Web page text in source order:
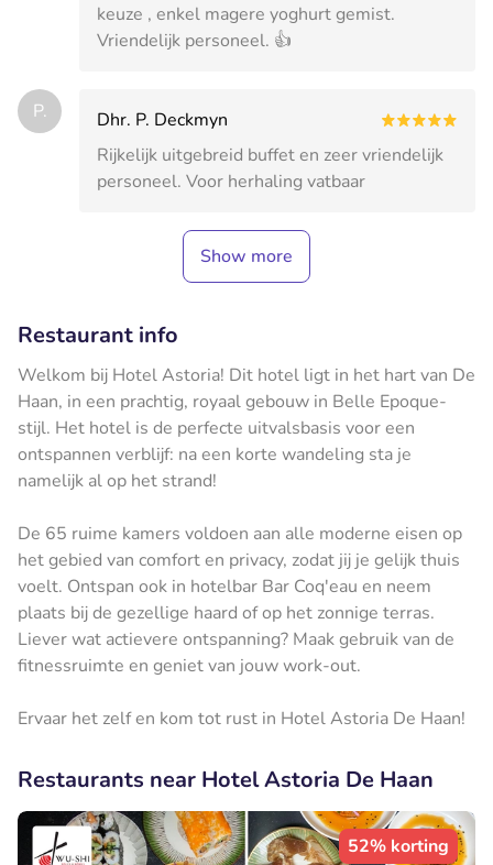
keuze , enkel magere yoghurt gemist.
Vriendelijk personeel. 👍
P.
Dhr. P. Deckmyn
Rijkelijk uitgebreid buffet en zeer vriendelijk
personeel. Voor herhaling vatbaar
Show more
Restaurant info
Welkom bij Hotel Astoria! Dit hotel ligt in het hart van De
Haan, in een prachtig, royaal gebouw in Belle Epoque-
stijl. Het hotel is de perfecte uitvalsbasis voor een
ontspannen verblijf: na een korte wandeling sta je
namelijk al op het strand!
De 65 ruime kamers voldoen aan alle moderne eisen op
het gebied van comfort en privacy, zodat jij je gelijk thuis
voelt. Ontspan ook in hotelbar Bar Coq'eau en neem
plaats bij de gezellige haard of op het zonnige terras.
Liever wat actievere ontspanning? Maak gebruik van de
fitnessruimte en geniet van jouw work-out.
Ervaar het zelf en kom tot rust in Hotel Astoria De Haan!
Restaurants near Hotel Astoria De Haan
52% korting